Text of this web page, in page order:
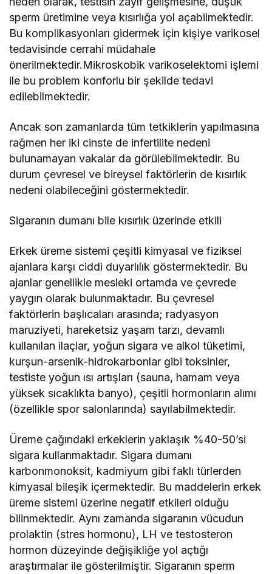
sperm üretimine veya kısırlığa yol açabilmektedir.
Bu komplikasyonları gidermek için kişiye varikosel
tedavisinde cerrahi müdahale
önerilmektedir.Mikroskobik varikoselektomi işlemi
ile bu problem konforlu bir şekilde tedavi
edilebilmektedir.
Ancak son zamanlarda tüm tetkiklerin yapılmasına
rağmen her iki cinste de infertilite nedeni
bulunamayan vakalar da görülebilmektedir. Bu
durum çevresel ve bireysel faktörlerin de kısırlık
nedeni olabileceğini göstermektedir.
Sigaranın dumanı bile kısırlık üzerinde etkili
Erkek üreme sistemi çeşitli kimyasal ve fiziksel
ajanlara karşı ciddi duyarlılık göstermektedir. Bu
ajanlar genellikle mesleki ortamda ve çevrede
yaygın olarak bulunmaktadır. Bu çevresel
faktörlerin başlıcaları arasında; radyasyon
maruziyeti, hareketsiz yaşam tarzı, devamlı
kullanılan ilaçlar, yoğun sigara ve alkol tüketimi,
kurşun-arsenik-hidrokarbonlar gibi toksinler,
testiste yoğun ısı artışları (sauna, hamam veya
yüksek sıcaklıkta banyo), çeşitli hormonların alımı
(özellikle spor salonlarında) sayılabilmektedir.
Üreme çağındaki erkeklerin yaklaşık %40-50’si
sigara kullanmaktadır. Sigara dumanı
karbonmonoksit, kadmiyum gibi faklı türlerden
kimyasal bileşik içermektedir. Bu maddelerin erkek
üreme sistemi üzerine negatif etkileri olduğu
bilinmektedir. Aynı zamanda sigaranın vücudun
prolaktin (stres hormonu), LH ve testosteron
hormon düzeyinde değişikliğe yol açtığı
araştırmalar ile gösterilmiştir. Sigaranın sperm